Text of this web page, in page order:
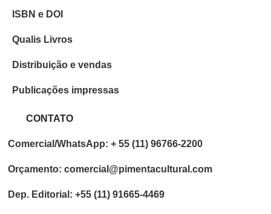
ISBN e DOI
Qualis Livros
Distribuição e vendas
Publicações impressas
CONTATO
Comercial/WhatsApp: + 55 (11) 96766-2200
Orçamento: comercial@pimentacultural.com
Dep. Editorial: +55 (11) 91665-4469